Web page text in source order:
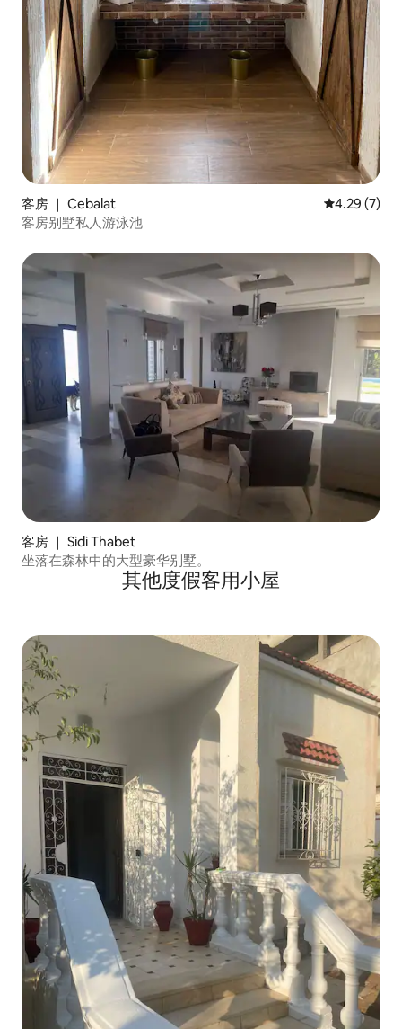
客房 ｜ Cebalat 平均评分
4.29 (7)
客房别墅私人游泳池
客房 ｜ Sidi Thabet
坐落在森林中的大型豪华别墅。
其他度假客用小屋